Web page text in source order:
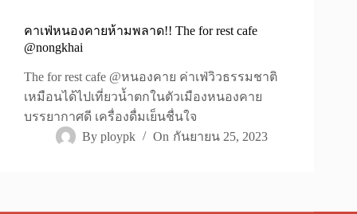
คาเฟ่หนองคายห้ามพลาด!! The for rest cafe
@nongkhai
The for rest cafe @หนองคาย ค่าเฟ่วิวธรรมชาติ
เหมือนได้ไปเที่ยวน้ำตกในตัวเมืองหนองคาย
บรรยากาศดี เครื่องดื่มเย็นชื่นใจ
By ploypk On กันยายน 25, 2023